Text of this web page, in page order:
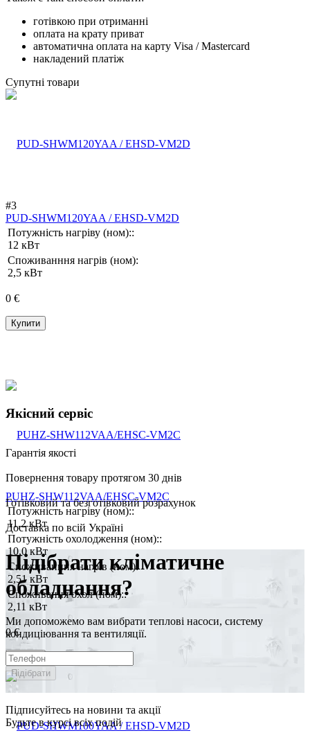
готівкою при отриманні
оплата на крату приват
автоматична оплата на карту Visa / Mastercard
накладений платіж
Супутні товари
#3
PUD-SHWM120YAA / EHSD-VM2D
Потужність нагріву (ном)::
12 кВт
Споживанння нагрів (ном):
2,5 кВт
0 €
Купити
PUHZ-SHW112VAA/EHSC-VM2C
Потужність нагріву (ном)::
11,2 кВт
Потужність охолодження (ном)::
10,0 кВт
Споживанння нагрів (ном):
2,51 кВт
Споживання охол (ном)::
2,11 кВт
0 €
Купити
Якісний сервіс
Гарантія якості
Повернення товару протягом 30 днів
Готівковий та безготівковий розрахунок
Доставка по всій Україні
Підібрати кліматичне
обладнання?
Ми допоможемо вам вибрати теплові насоси, систему
кондиціювання та вентиляції.
Підібрати
Підписуйтесь на новини та акції
Будьте в курсі всіх подій